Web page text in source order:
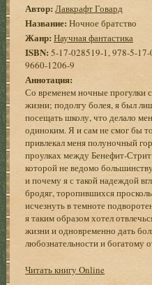
Автор: Лавкрафт Говард
Название: Ночное братство
Жанр: Научная фантастика
ISBN: 5-17-028519-1, 978-5-
9660-1206-9
Аннотация:
Со временем ночные прогулки
жизни; подолгу болея, я был
посещать школу, что делало
одиноким. Я и сам не смог бы
привлекал меня полуночный
проулках между Бенефит-
которой не ведомо
и почему я с такой надеждой
бродяг, торопившихся
исчезнуть в темноте
я таким образом хотел
жизни и одновременно дать
любознательности и
Читать книгу Online